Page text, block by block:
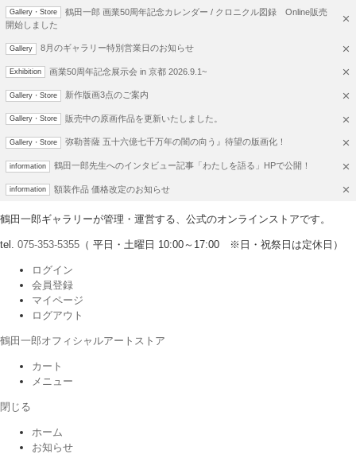
Gallery・Store
鶴田一郎 画業50周年記念カレンダー / クロニクル図録 Online販売
開始しました
Gallery 8月のギャラリー特別営業日のお知らせ
Exhibition 画業50周年記念展示会 in 京都 2026.9.1~
Gallery・Store 新作版画3点のご案内
Gallery・Store 販売中の原画作品を更新いたしました。
Gallery・Store 弥勒菩薩 五十六億七千万年の闇の向う』待望の版画化！
information 鶴田一郎先生へのインタビュー記事「わたしを語る」HPで公開！
information 額装作品 価格改定のお知らせ
鶴田一郎ギャラリーが管理・運営する、公式のオンラインストアです。
tel. 075-353-5355 （ 平日・土曜日 10:00～17:00 ※日・祝祭日は定休日）
ログイン
会員登録
マイページ
ログアウト
鶴田一郎オフィシャルアートストア
カート
メニュー
閉じる
ホーム
お知らせ